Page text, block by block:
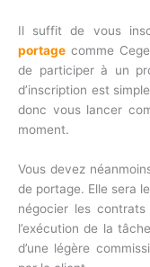
Il suffit de vous
portage comme
de participer à un
d’inscription est
donc vous lancer
moment.
Vous devez
de portage. Elle sera
négocier les
l’exécution de la
d’une légère